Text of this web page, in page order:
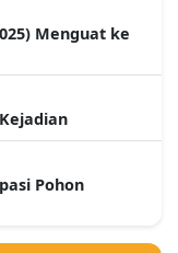
Menguat ke
Pohon